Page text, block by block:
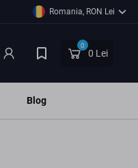
Romania, RON Lei
0
0 Lei
Blog